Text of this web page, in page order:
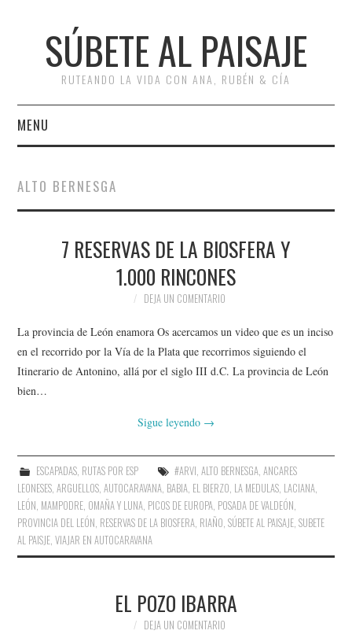
SÚBETE AL PAISAJE
RUTEANDO LA VIDA CON ANA, RUBÉN & CÍA
MENU
RUTAS
ESCAPADAS
#ARVI
AMIGOS
ALTO BERNESGA
7 RESERVAS DE LA BIOSFERA Y
1.000 RINCONES
DEJA UN COMENTARIO
La provincia de León enamora Os acercamos un video que es un inciso
en el recorrido por la Vía de la Plata que recorrimos siguiendo el
Itinerario de Antonino, allá por el siglo III d.C. La provincia de León
bien…
Sigue leyendo →
ESCAPADAS, RUTAS POR ESP #ARVI ALTO BERNESGA, ANCARES
LEONESES ,ARGUELLOS ,AUTOCARAVANA BABIA EL BIERZO LA MEDULAS LACIANA
LEÓN MAMPODRE OMAÑA Y LUNA PICOS DE EUROPA POSADA DE VALDEÓN
PROVINCIA DEL LEÓN RESERVAS DE LA BIOSFERA RIAÑO ,SÚBETE AL PAISAJE ,SUBETE
AL PAISJE ,VIAJAR EN AUTOCARAVANA
EL POZO IBARRA
DEJA UN COMENTARIO